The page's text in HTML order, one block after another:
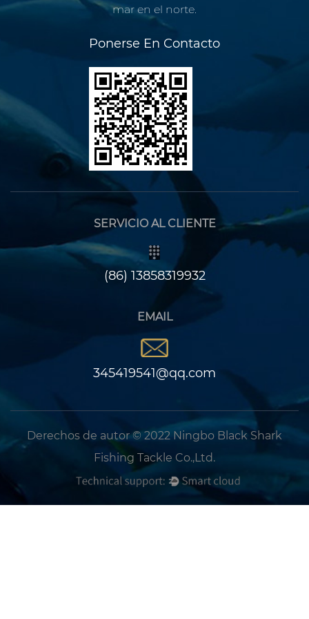
mar en el norte.
Ponerse En Contacto
SERVICIO AL CLIENTE
(86) 13858319932
EMAIL
345419541@qq.com
Derechos de autor © 2022 Ningbo Black Shark
Fishing Tackle Co.,Ltd.